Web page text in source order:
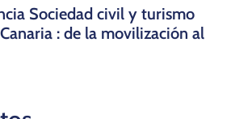
Sociedad civil y turismo
: de la movilización al